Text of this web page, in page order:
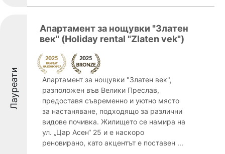
Лауреати
Апартамент за нощувки "Златен
век" (Holiday rental "Zlaten vek")
Апартамент за нощувки "Златен век",
разположен във Велики Преслав,
предоставя съвременно и уютно място
за настаняване, подходящо за различни
видове почивка. Жилището се намира на
ул. „Цар Асен“ 25 и е наскоро
реновирано, като акцентът е поставен ...